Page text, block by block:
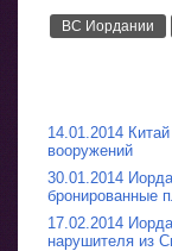
ВС Иордании
14.01.2014
вооружений
30.01.2014
бронированные
17.02.2014
нарушителя из